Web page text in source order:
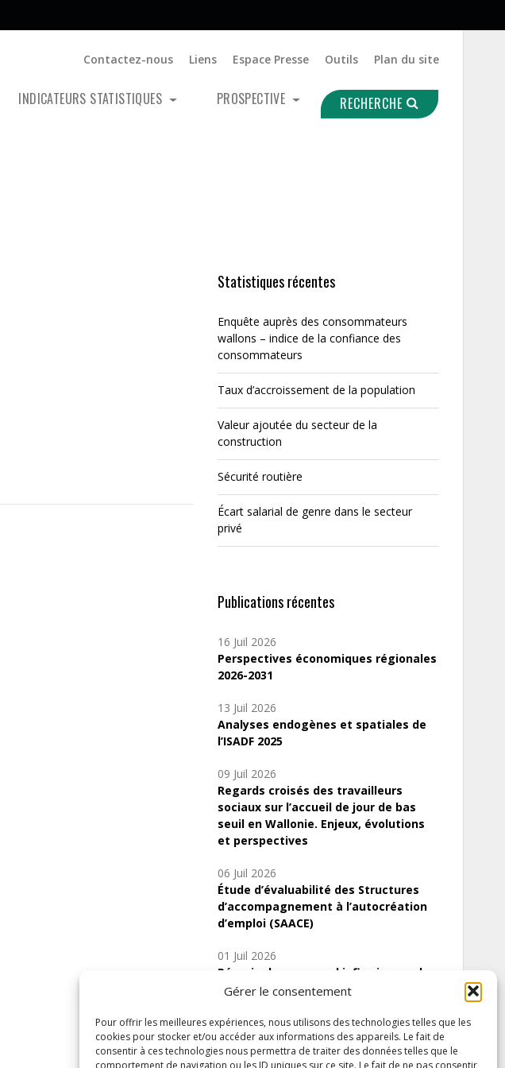
Gérer le consentement
Pour offrir les meilleures expériences, nous utilisons des technologies telles que les
cookies pour stocker et/ou accéder aux informations des appareils. Le fait de
consentir à ces technologies nous permettra de traiter des données telles que le
comportement de navigation ou les ID uniques sur ce site. Le fait de ne pas consentir
Contactez-nous Liens Espace Presse Outils Plan du site
INDICATEURS STATISTIQUES PROSPECTIVE RECHERCHE
Statistiques récentes
Enquête auprès des consommateurs
wallons – indice de la confiance des
consommateurs
Taux d’accroissement de la population
Valeur ajoutée du secteur de la
construction
Sécurité routière
Écart salarial de genre dans le secteur
privé
Publications récentes
16 Juil 2026
Perspectives économiques régionales
2026-2031
13 Juil 2026
Analyses endogènes et spatiales de
l’ISADF 2025
09 Juil 2026
Regards croisés des travailleurs
sociaux sur l’accueil de jour de bas
seuil en Wallonie. Enjeux, évolutions
et perspectives
06 Juil 2026
Étude d’évaluabilité des Structures
d’accompagnement à l’autocréation
d’emploi (SAACE)
01 Juil 2026
Pénurie du personnel infirmier :quels
indicateurs d’offre de soins pour